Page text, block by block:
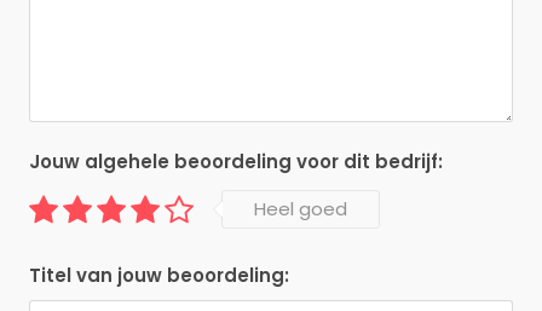
Jouw algehele beoordeling voor dit bedrijf:
Heel goed
Titel van jouw beoordeling: